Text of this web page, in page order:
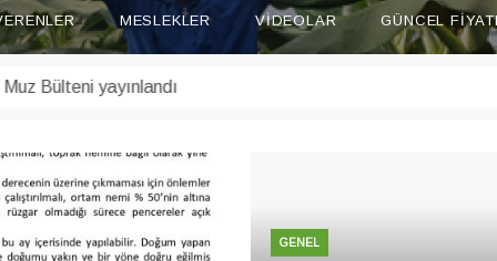
MESLEKLER VIDEOLAR GÜNCEL
GENEL